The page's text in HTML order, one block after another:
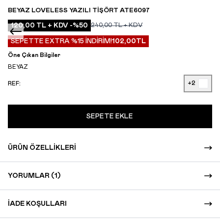
BEYAZ LOVELESS YAZILI TIŞÖRT ATE6097
120,00 TL + KDV -%50 240,00TL + KDV
SEPETTE EXTRA %15 İNDİRİM!102,00TL
Öne Çıkan Bilgiler
BEYAZ
REF: +2
SEPETE EKLE
ÜRÜN ÖZELLIKLERI
YORUMLAR (1)
İADE KOŞULLARI